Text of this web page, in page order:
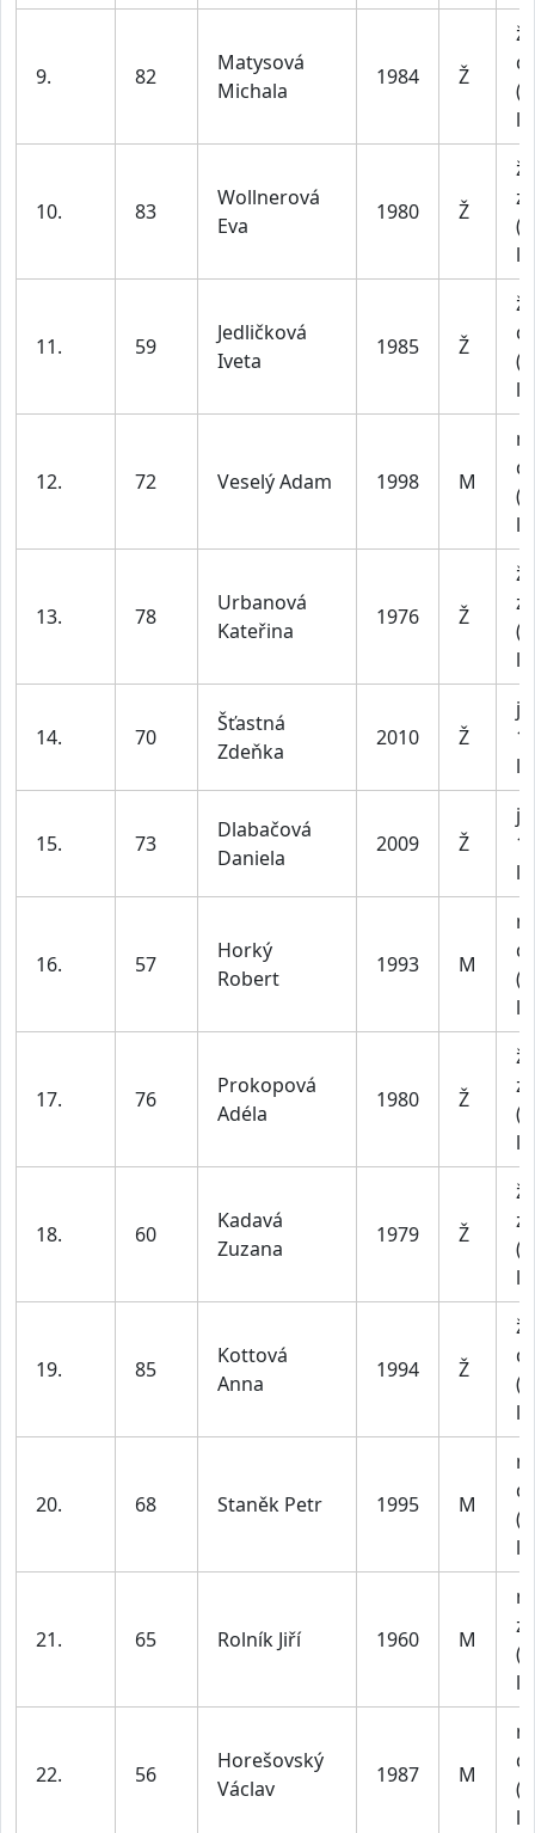
9. 82
Matysová
Michala
1984 Ž
10. 83
Wollnerová
Eva
1980 Ž
11. 59
Jedličková
Iveta
1985 Ž
12. 72 Veselý Adam 1998 M
13. 78
Urbanová
Kateřina
1976 Ž
14. 70
Šťastná
Zdeňka
2010 Ž
15. 73
Dlabačová
Daniela
2009 Ž
16. 57
Horký
Robert
1993 M
17. 76
Prokopová
Adéla
1980 Ž
18. 60
Kadavá
Zuzana
1979 Ž
19. 85
Kottová
Anna
1994 Ž
20. 68 Staněk Petr 1995 M
21. 65 Rolník Jiří 1960 M
22. 56
Horešovský
Václav
1987 M